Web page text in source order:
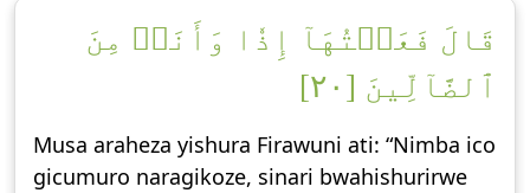
قَالَ فَعَلۡتُهَآ إِذٗا وَأَنَا۠ مِنَ
ٱلضَّآلِّينَ [٢٠]
Musa araheza yishura Firawuni ati: “Nimba ico
gicumuro naragikoze, sinari bwahishurirwe